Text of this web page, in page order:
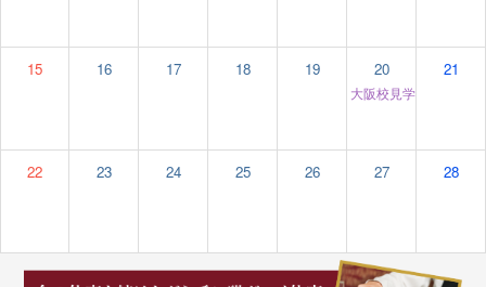
15 16 17 18 19 20
大阪校見学＆個別相談
21
22 23 24 25 26 27 28